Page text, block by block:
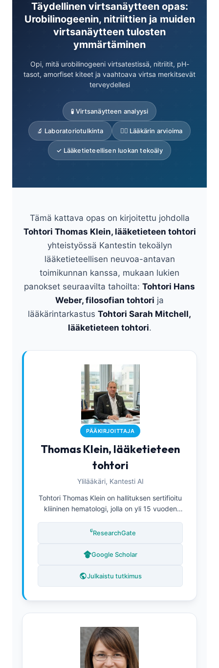
Täydellinen virtsanäytteen opas:
Urobilinogeenin, nitriittien ja muiden
virtsanäytteen tulosten
ymmärtäminen
Opi, mitä urobilinogeeni virtsatestissä, nitriitit, pH-
tasot, amorfiset kiteet ja vaahtoava virtsa merkitsevät
terveydellesi
🧪 Virtsanäytteen analyysi
🔬 Laboratoriotulkinta 👨‍⚕️ Lääkärin arvioima
✓ Lääketieteellisen luokan tekoäly
Tämä kattava opas on kirjoitettu johdolla
Tohtori Thomas Klein, lääketieteen tohtori
yhteistyössä Kantestin tekoälyn
lääketieteellisen neuvoa-antavan
toimikunnan kanssa, mukaan lukien
panokset seuraavilta tahoilta: Tohtori Hans
Weber, filosofian tohtori ja
lääkärintarkastus Tohtori Sarah Mitchell,
lääketieteen tohtori.
PÄÄKIRJOITTAJA
Thomas Klein, lääketieteen
tohtori
Ylilääkäri, Kantesti AI
Tohtori Thomas Klein on hallituksen sertifioitu
kliininen hematologi, jolla on yli 15 vuoden
tekoälyavusteisesta diagnostiikasta.
Officer) Kantesti AI:ssa hän johtaa kliinisen
omistusoikeudellisen hermoverkon
ResearchGate
Google Scholar
Julkaistu tutkimus